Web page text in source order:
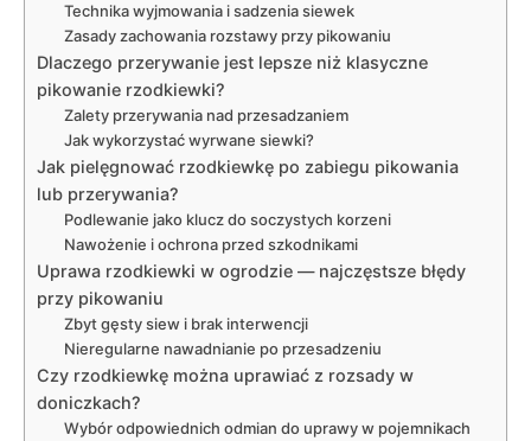
Technika wyjmowania i sadzenia siewek
Zasady zachowania rozstawy przy pikowaniu
Dlaczego przerywanie jest lepsze niż klasyczne
pikowanie rzodkiewki?
Zalety przerywania nad przesadzaniem
Jak wykorzystać wyrwane siewki?
Jak pielęgnować rzodkiewkę po zabiegu pikowania
lub przerywania?
Podlewanie jako klucz do soczystych korzeni
Nawożenie i ochrona przed szkodnikami
Uprawa rzodkiewki w ogrodzie — najczęstsze błędy
przy pikowaniu
Zbyt gęsty siew i brak interwencji
Nieregularne nawadnianie po przesadzeniu
Czy rzodkiewkę można uprawiać z rozsady w
doniczkach?
Wybór odpowiednich odmian do uprawy w pojemnikach